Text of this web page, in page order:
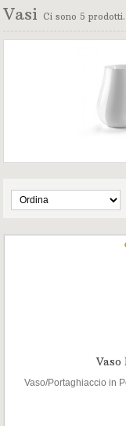
OUTDOOR
Vasi Ci sono 5 prodotti.
Vaso
Vaso/Portaghiaccio in